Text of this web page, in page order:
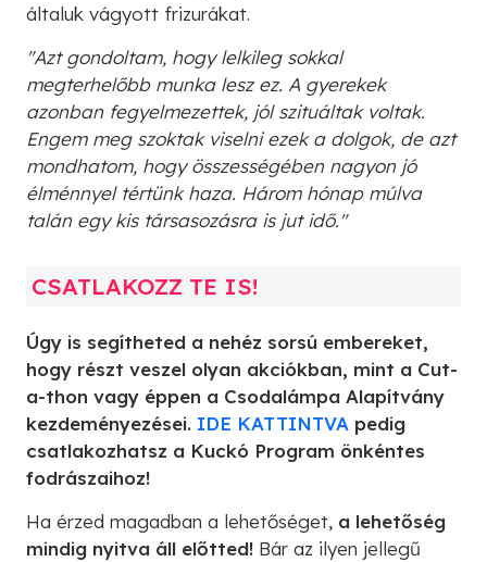
általuk vágyott frizurákat.
"Azt gondoltam, hogy lelkileg sokkal
megterhelőbb munka lesz ez. A gyerekek
azonban fegyelmezettek, jól szituáltak voltak.
Engem meg szoktak viselni ezek a dolgok, de azt
mondhatom, hogy összességében nagyon jó
élménnyel tértünk haza. Három hónap múlva
talán egy kis társasozásra is jut idő."
CSATLAKOZZ TE IS!
Úgy is segítheted a nehéz sorsú embereket,
hogy részt veszel olyan akciókban, mint a Cut-
a-thon vagy éppen a Csodalámpa Alapítvány
kezdeményezései. IDE KATTINTVA pedig
csatlakozhatsz a Kuckó Program önkéntes
fodrászaihoz!
Ha érzed magadban a lehetőséget, a lehetőség
mindig nyitva áll előtted! Bár az ilyen jellegű